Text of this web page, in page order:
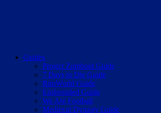
Guides
Project Zomboid Guide
7 Days to Die Guide
RimWorld Guide
Enshrouded Guide
We Are Football
Medieval Dynasty Guide